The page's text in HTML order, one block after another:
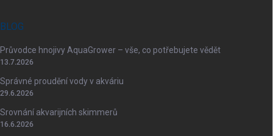
BLOG
Průvodce hnojivy AquaGrower – vše, co potřebujete vědět
13.7.2026
Správné proudění vody v akváriu
29.6.2026
Srovnání akvarijních skimmerů
16.6.2026